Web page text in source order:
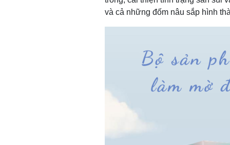
và cả những đốm nâu sắp hình